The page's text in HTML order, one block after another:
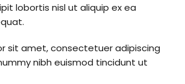
lobortis nisl ut aliquip ex ea
sit amet, consectetuer adipiscing
nibh euismod tincidunt ut